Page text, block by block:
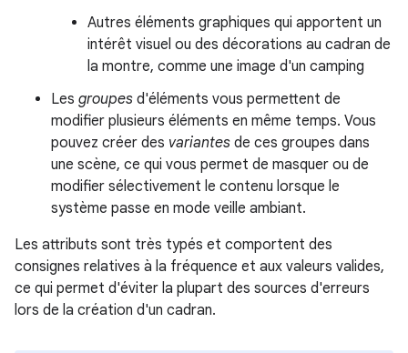
Autres éléments graphiques qui apportent un
intérêt visuel ou des décorations au cadran de
la montre, comme une image d'un camping
Les groupes d'éléments vous permettent de
modifier plusieurs éléments en même temps. Vous
pouvez créer des variantes de ces groupes dans
une scène, ce qui vous permet de masquer ou de
modifier sélectivement le contenu lorsque le
système passe en mode veille ambiant.
Les attributs sont très typés et comportent des
consignes relatives à la fréquence et aux valeurs valides,
ce qui permet d'éviter la plupart des sources d'erreurs
lors de la création d'un cadran.